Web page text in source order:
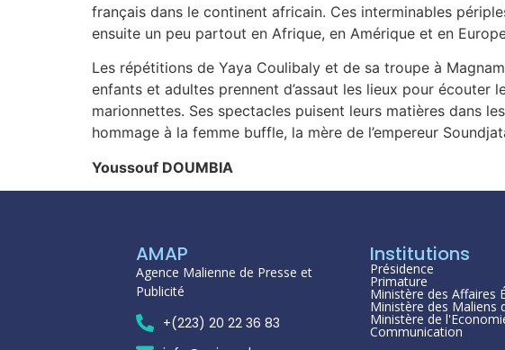
français dans le continent africain. Ces interminables
ensuite un peu partout en Afrique, en Amérique et en
Les répétitions de Yaya Coulibaly et de sa troupe à
enfants et adultes prennent d’assaut les lieux pour écouter
marionnettes. Ses spectacles puisent leurs matières dans
hommage à la femme buffle, la mère de l’empereur
Youssouf DOUMBIA
AMAP
Agence Malienne de Presse et
Publicité
+(223) 20 22 36 83
Institutions
Présidence
Primature
Ministère des Affaires
Ministère des Maliens
Ministère de
Communication